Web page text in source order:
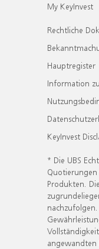
My KeyInvest
Rechtliche
Hauptregister
Information
KeyInvest
* Die UBS
Produkten.